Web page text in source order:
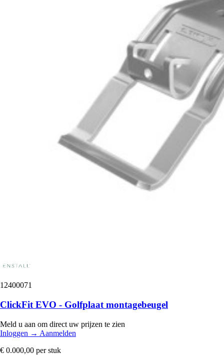
12400071
ClickFit EVO - Golfplaat montagebeugel
Meld u aan om direct uw prijzen te zien
Inloggen → Aanmelden
€ 0.000,00 per stuk